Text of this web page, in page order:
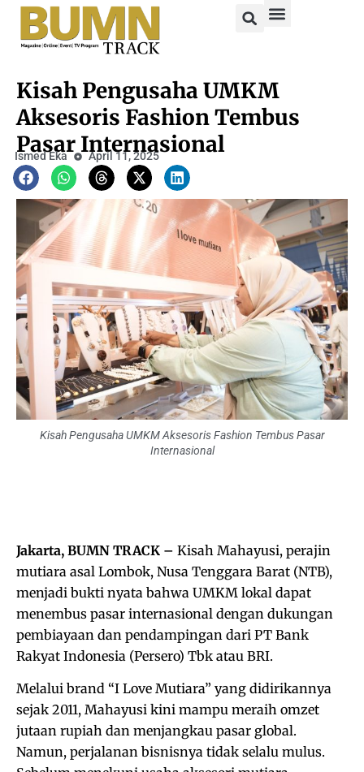
Kisah Pengusaha UMKM
Aksesoris Fashion Tembus
Pasar Internasional
Ismed Eka April 11, 2025
Kisah Pengusaha UMKM Aksesoris Fashion Tembus Pasar
Internasional
Jakarta, BUMN TRACK – Kisah Mahayusi, perajin
mutiara asal Lombok, Nusa Tenggara Barat (NTB),
menjadi bukti nyata bahwa UMKM lokal dapat
menembus pasar internasional dengan dukungan
pembiayaan dan pendampingan dari PT Bank
Rakyat Indonesia (Persero) Tbk atau BRI.
Melalui brand “I Love Mutiara” yang didirikannya
sejak 2011, Mahayusi kini mampu meraih omzet
jutaan rupiah dan menjangkau pasar global.
Namun, perjalanan bisnisnya tidak selalu mulus.